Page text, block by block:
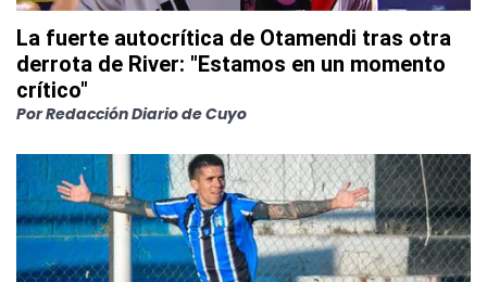
La fuerte autocrítica de Otamendi tras otra
derrota de River: "Estamos en un momento
crítico"
PorRedacción Diario de Cuyo